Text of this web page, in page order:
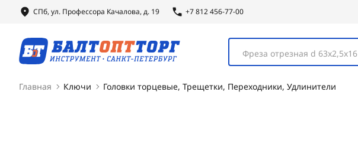
СПб, ул. Профессора Качалова, д. 19 +7 812 456-77-00
Фреза отрезная d 63х2,5х16
Главная Ключи Головки торцевые, Трещетки, Переходники, Удлинители